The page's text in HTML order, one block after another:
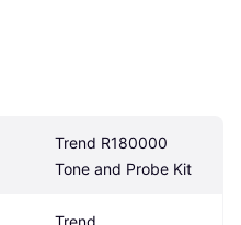
Trend R180000
Tone and Probe Kit
Trend